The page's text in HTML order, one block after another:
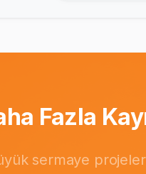
Fazla
sermaye